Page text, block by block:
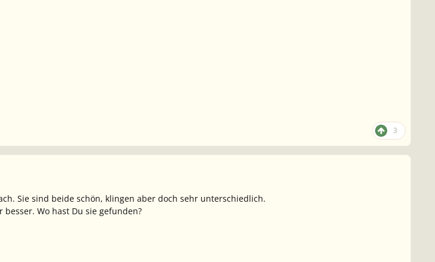
3
Sie sind beide schön, klingen aber doch sehr unterschiedlich.
Wo hast Du sie gefunden?